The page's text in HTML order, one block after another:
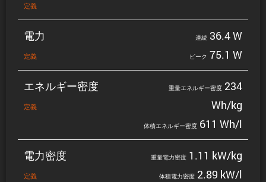
定義
電力
定義
連続 36.4 W
ピーク 75.1 W
エネルギー密度
定義
重量エネルギー密度 234
Wh/kg
体積エネルギー密度 611 Wh/l
電力密度
定義
重量電力密度 1.11 kW/kg
体積電力密度 2.89 kW/l